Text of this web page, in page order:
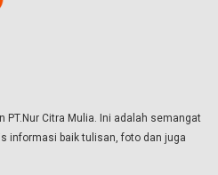
PT.Nur Citra Mulia. Ini adalah semangat
informasi baik tulisan, foto dan juga